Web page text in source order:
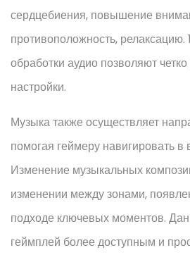
сердцебиения, повышение
противоположность,
обработки аудио позволяют
настройки.
Музыка также осуществляет
помогая геймеру навигировать
Изменение музыкальных
изменении между зонами,
подходе ключевых моментов.
геймплей более доступным и